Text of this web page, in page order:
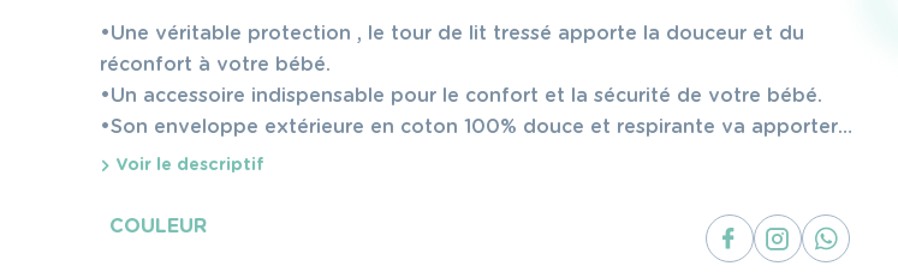
INITIAL
ÉTAIT :
650 DHS.
ACTUEL
EST :
490 DHS.
•Une véritable protection , le tour de lit tressé apporte la douceur et du
réconfort à votre bébé.
•Un accessoire indispensable pour le confort et la sécurité de votre bébé.
•Son enveloppe extérieure en coton 100% douce et respirante va apporter
de la douceur et du réconfort nécessaire pour le sommeil et les mouvements
Voir le descriptif
COULEUR